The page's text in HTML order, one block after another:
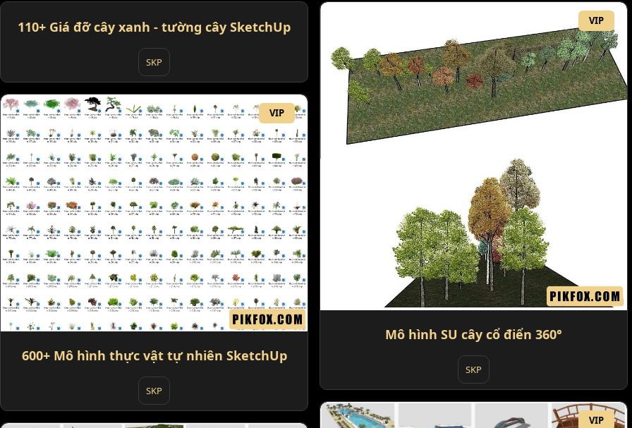
VIP
110+ Giá đỡ cây xanh - tường cây SketchUp
SKP
VIP
Mô hình SU cây cổ điển 360°
SKP
VIP
600+ Mô hình thực vật tự nhiên SketchUp
SKP
VIP